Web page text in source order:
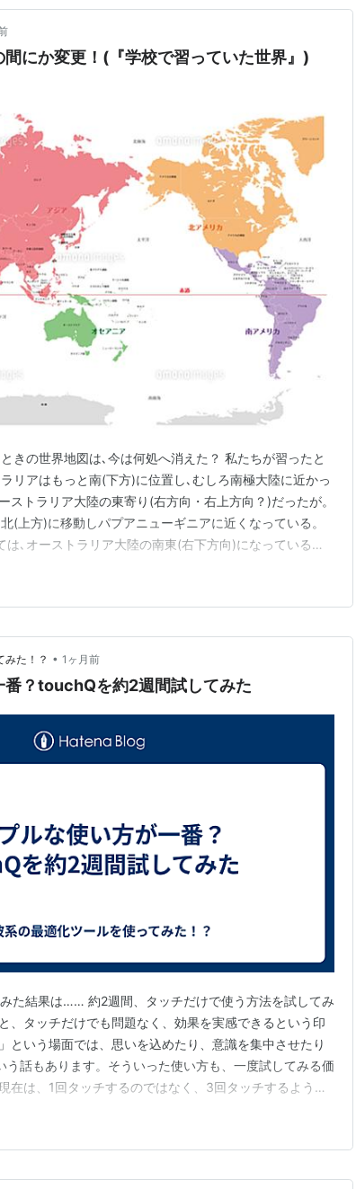
にか変更！(『学校で習っていた世界』)
きの世界地図は､今は何処へ消えた？ 私たちが習ったと
リアはもっと南(下方)に位置し､むしろ南極大陸に近かっ
ストラリア大陸の東寄り(右方向・右上方向？)だったが。
(上方)に移動しパプアニューギニアに近くなっている。
は､オーストラリア大陸の南東(右下方向)になっている。
のだろう。 もしそうであれば､太平洋戦争時､日本軍はパ
っ…
みた！？ • 1ヶ月前
番？touchQを約2週間試してみた
た結果は…… 約2週間、タッチだけで使う方法を試してみ
、タッチだけでも問題なく、効果を実感できるという印
という場面では、思いを込めたり、意識を集中させたり
う話もあります。そういった使い方も、一度試してみる価
在は、1回タッチするのではなく、3回タッチするように
勝手が良いように感じています。 「本当に困った！」
ッチのほうが…